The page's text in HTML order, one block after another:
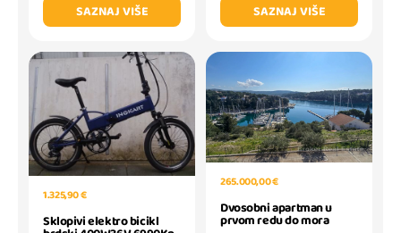
SAZNAJ VIŠE
SAZNAJ VIŠE
1.325,90 €
Sklopivi elektro bicikl
265.000,00 €
Dvosobni apartman u
prvom redu do mora